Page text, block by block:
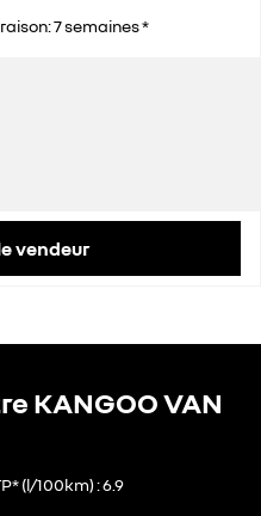
7 semaines *
vendeur
KANGOO VAN
(l/100km) 6.9